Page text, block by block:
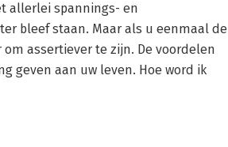
allerlei spannings- en
bleef staan. Maar als u eenmaal de
assertiever te zijn. De voordelen
geven aan uw leven. Hoe word ik